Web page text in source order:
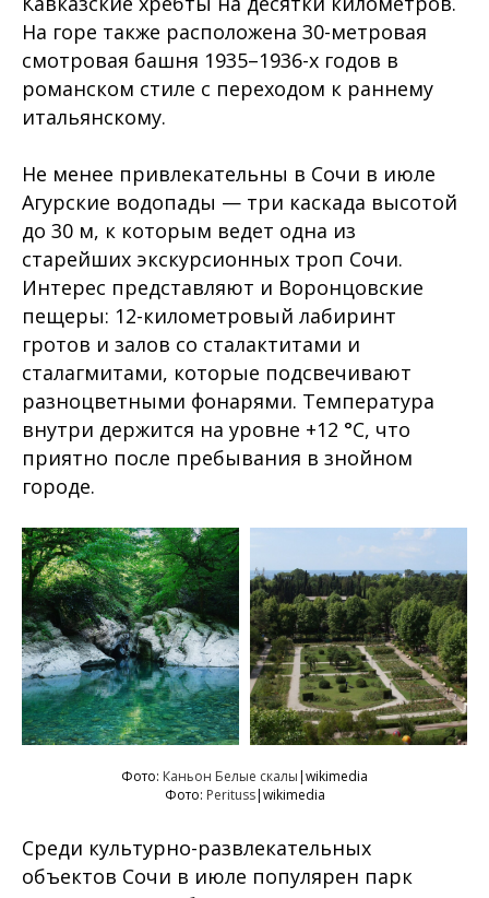
На горе также расположена 30-метровая
смотровая башня 1935–1936-х годов в
романском стиле с переходом к раннему
итальянскому.
Не менее привлекательны в Сочи в июле
Агурские водопады — три каскада высотой
до 30 м, к которым ведет одна из
старейших экскурсионных троп Сочи.
Интерес представляют и Воронцовские
пещеры: 12-километровый лабиринт
гротов и залов со сталактитами и
сталагмитами, которые подсвечивают
разноцветными фонарями. Температура
внутри держится на уровне +12 °C, что
приятно после пребывания в знойном
городе.
Фото: Каньон Белые скалы|wikimedia
Фото: Perituss|wikimedia
Среди культурно-развлекательных
объектов Сочи в июле популярен парк